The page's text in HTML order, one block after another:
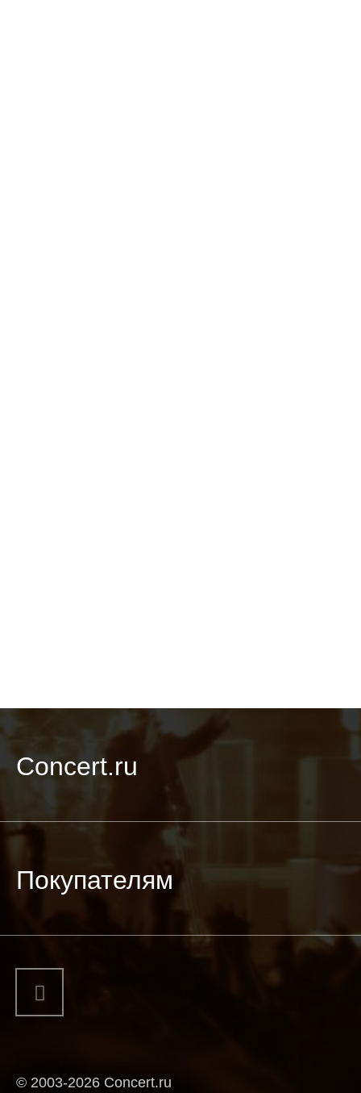
Concert.ru
Покупателям
© 2003-2026 Concert.ru